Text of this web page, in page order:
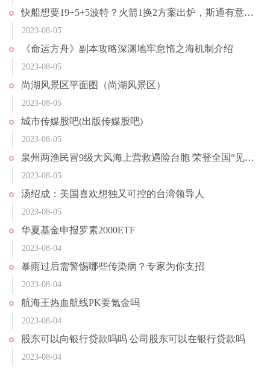
快船想要19+5+5波特？火箭1换2方案出炉，斯通有意鲍科比
2023-08-05
《命运方舟》副本攻略深渊地牢怠惰之海机制介绍
2023-08-05
尚湖风景区平面图（尚湖风景区）
2023-08-05
城市传媒股吧(出版传媒股吧)
2023-08-05
泉州两渔民冒9级大风海上营救遇险台胞 荣登全国“见义勇为勇士榜”
2023-08-05
汤绍成：美国喜欢想独又可控的台湾领导人
2023-08-05
华夏基金申报罗素2000ETF
2023-08-04
暴雨过后需警惕哪些传染病？专家为你支招
2023-08-04
航海王热血航线PK要氪金吗
2023-08-04
股东可以向银行贷款吗吗 公司股东可以在银行贷款吗
2023-08-04